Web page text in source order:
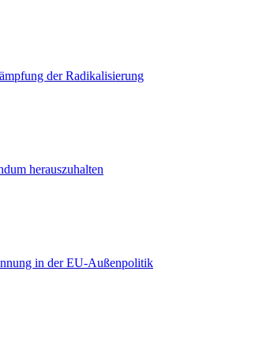
der Radikalisierung
herauszuhalten
in der EU-Außenpolitik